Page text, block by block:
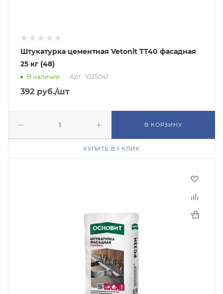
Штукатурка цементная Vetonit TT40 фасадная
25 кг (48)
В наличии Арт.: 1025041
392 руб./шт
В КОРЗИНУ
КУПИТЬ В 1 КЛИК